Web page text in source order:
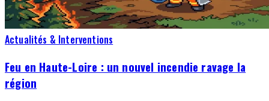
Actualités & Interventions
Feu en Haute-Loire : un nouvel incendie ravage la
région